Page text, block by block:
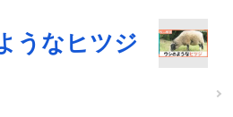
うなヒツジ